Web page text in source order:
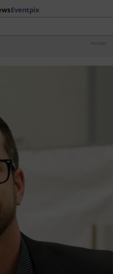
Eventpix
Anzeige